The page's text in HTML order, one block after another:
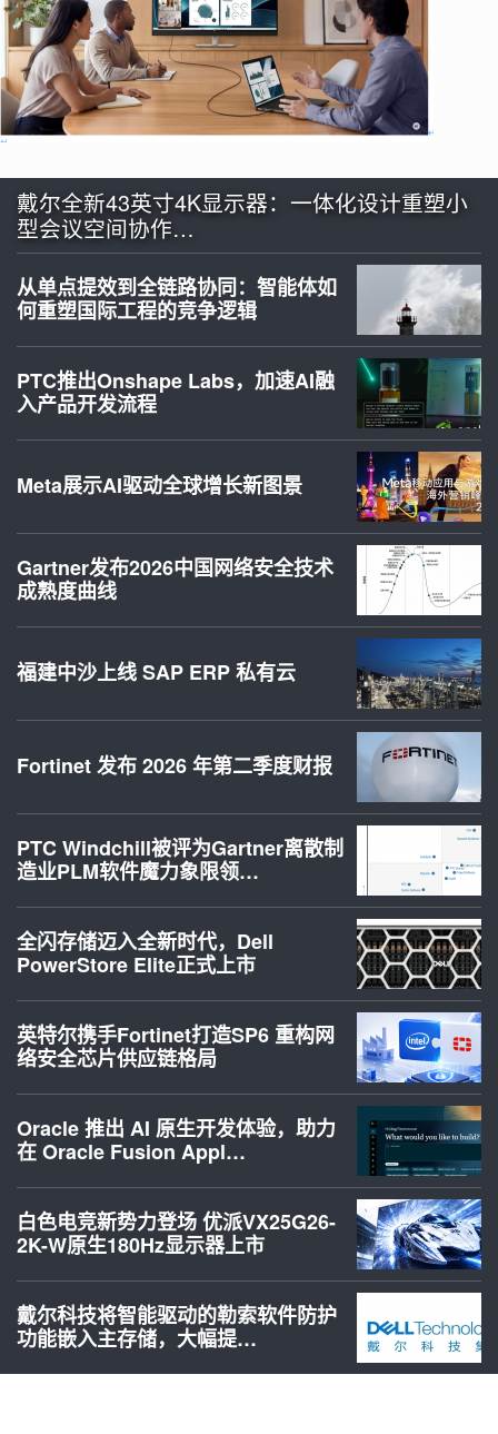
戴尔全新43英寸4K显示器：一体化设计重塑小
型会议空间协作…
从单点提效到全链路协同：智能体如
何重塑国际工程的竞争逻辑
PTC推出Onshape Labs，加速AI融
入产品开发流程
Meta展示AI驱动全球增长新图景
Gartner发布2026中国网络安全技术
成熟度曲线
福建中沙上线 SAP ERP 私有云
Fortinet 发布 2026 年第二季度财报
PTC Windchill被评为Gartner离散制
造业PLM软件魔力象限领…
全闪存储迈入全新时代，Dell
PowerStore Elite正式上市
英特尔携手Fortinet打造SP6 重构网
络安全芯片供应链格局
Oracle 推出 AI 原生开发体验，助力
在 Oracle Fusion Appl…
白色电竞新势力登场 优派VX25G26-
2K-W原生180Hz显示器上市
戴尔科技将智能驱动的勒索软件防护
功能嵌入主存储，大幅提…